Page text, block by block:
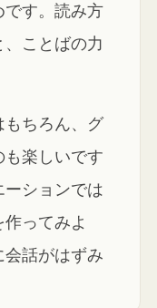
です。読み方
ことばの力
もちろん、グ
も楽しいです
ーションでは
作ってみよ
会話がはずみ